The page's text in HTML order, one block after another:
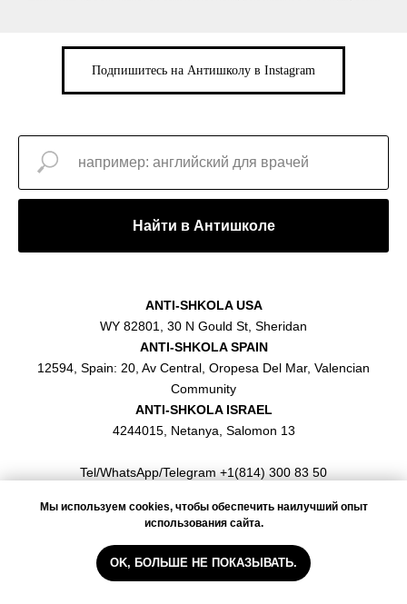
Подпишитесь на Антишколу в Instagram
Мы используем cookies, чтобы обеспечить наилучший опыт
использования сайта.
OK, БОЛЬШЕ НЕ ПОКАЗЫВАТЬ.
Найти в Антишколе
ANTI-SHKOLA USA
WY 82801, 30 N Gould St, Sheridan
ANTI-SHKOLA SPAIN
12594, Spain: 20, Av Central, Oropesa Del Mar, Valencian
Community
ANTI-SHKOLA ISRAEL
4244015, Netanya, Salomon 13
Tel/WhatsApp/Telegram +1(814) 300 83 50
Privacy Policy
Учитесь с лучшими преподавателями -
носителями языка со всего мира в